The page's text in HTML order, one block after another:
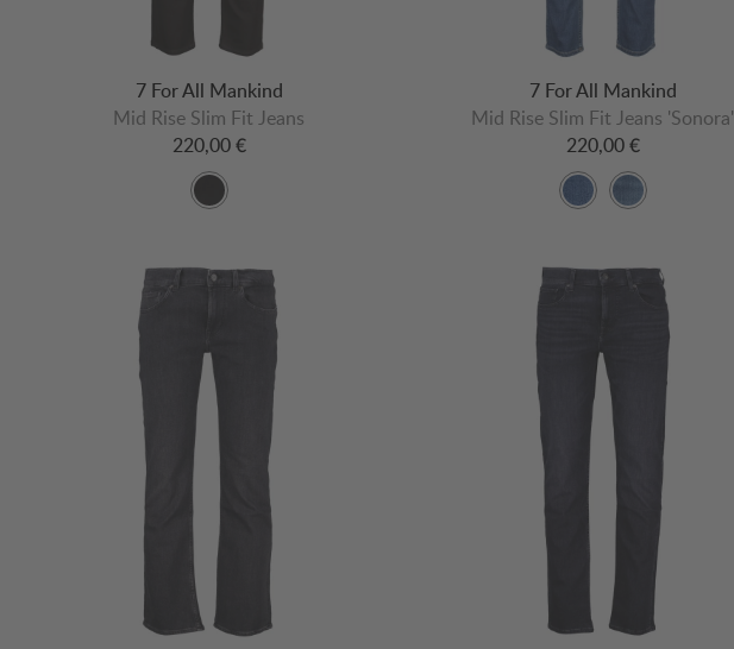
7 For All Mankind
Mid Rise Slim Fit Jeans
220,00 €
7 For All Mankind
Mid Rise Slim Fit Jeans 'Sonora'
220,00 €